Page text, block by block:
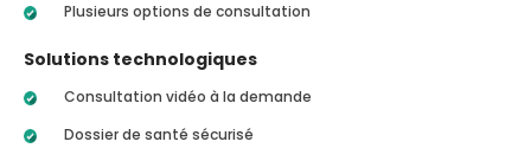
Plusieurs options de consultation
Solutions technologiques
Consultation vidéo à la demande
Dossier de santé sécurisé